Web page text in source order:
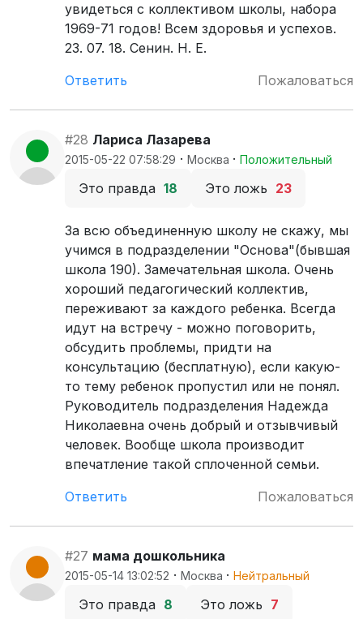
увидеться с коллективом школы, набора
1969-71 годов! Всем здоровья и успехов.
23. 07. 18. Сенин. Н. Е.
Ответить
Пожаловаться
#28 Лариса Лазарева
2015-05-22 07:58:29 · Москва · Положительный
Это правда 18 Это ложь 23
За всю объединенную школу не скажу, мы
учимся в подразделении "Основа"(бывшая
школа 190). Замечательная школа. Очень
хороший педагогический коллектив,
переживают за каждого ребенка. Всегда
идут на встречу - можно поговорить,
обсудить проблемы, придти на
консультацию (бесплатную), если какую-
то тему ребенок пропустил или не понял.
Руководитель подразделения Надежда
Николаевна очень добрый и отзывчивый
человек. Вообще школа производит
впечатление такой сплоченной семьи.
Ответить
Пожаловаться
#27 мама дошкольника
2015-05-14 13:02:52 · Москва · Нейтральный
Это правда 8 Это ложь 7